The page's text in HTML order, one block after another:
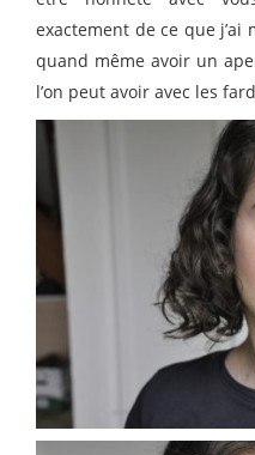
exactement de ce que j’ai
quand même avoir un
l’on peut avoir avec les